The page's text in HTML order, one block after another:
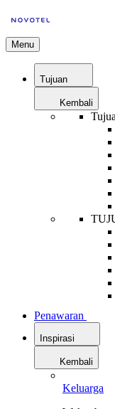
Menu
Tujuan
Kembali
Penawaran
Inspirasi
Kembali
Keluarga